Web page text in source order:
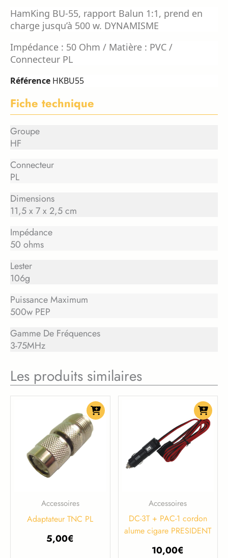
HamKing BU-55, rapport Balun 1:1, prend en
charge jusqu’à 500 w. DYNAMISME
Impédance : 50 Ohm / Matière : PVC /
Connecteur PL
Référence HKBU55
Fiche technique
Groupe
HF
Connecteur
PL
Dimensions
11,5 x 7 x 2,5 cm
Impédance
50 ohms
Lester
106g
Puissance Maximum
500w PEP
Gamme De Fréquences
3-75MHz
Les produits similaires
Accessoires
Adaptateur TNC PL
5,00€
Accessoires
DC-3T + PAC-1 cordon
alume cigare PRESIDENT
10,00€